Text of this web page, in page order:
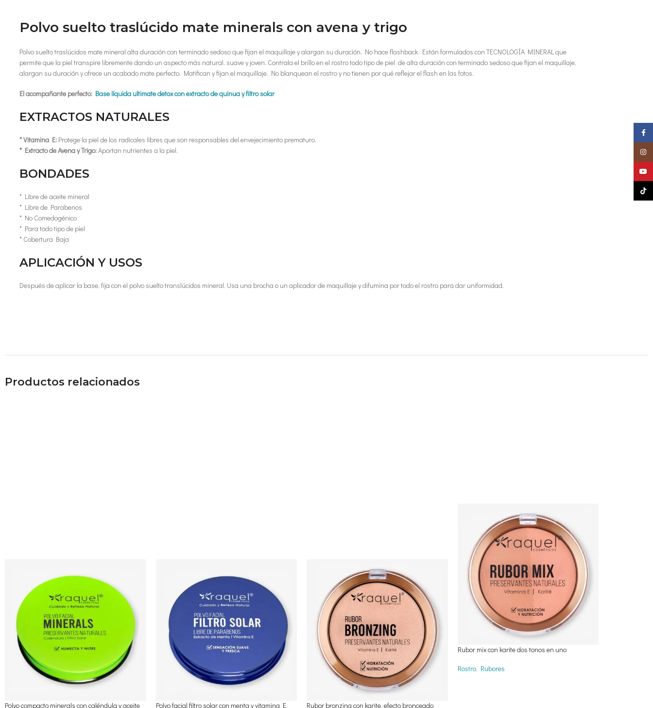
Polvo suelto traslúcido mate minerals con avena y trigo
Polvo suelto traslúcidos mate mineral alta duración con terminado sedoso que fijan el maquillaje y alargan su duración. No hace flashback. Están formulados con TECNOLOGÍA MINERAL que
permite que la piel transpire libremente dando un aspecto más natural, suave y joven. Contrala el brillo en el rostro todo tipo de piel de alta duración con terminado sedoso que fijan el maquillaje,
alargan su duración y ofrece un acabado mate perfecto. Matifican y fijan el maquillaje. No blanquean el rostro y no tienen por qué reflejar el flash en las fotos.
El acompañante perfecto: Base líquida ultimate detox con extracto de quinua y filtro solar
EXTRACTOS NATURALES
* Vitamina E: Protege la piel de los radicales libres que son responsables del envejecimiento prematuro.
* Extracto de Avena y Trigo:Aportan nutrientes a la piel.
BONDADES
* Libre de aceite mineral
* Libre de Parabenos
* No Comedogénico
* Para todo tipo de piel
* Cobertura Baja
APLICACIÓN Y USOS
Después de aplicar la base, fíja con el polvo suelto translúcidos mineral. Usa una brocha o un aplicador de maquillaje y difumina por todo el rostro para dar uniformidad.
Productos relacionados
Polvo compacto minerals con caléndula y aceite Polvo facial filtro solar con menta y vitamina E, Rubor bronzing con karite, efecto bronceado
Rubor mix con karite dos tonos en uno
Rostro, Rubores
TikTok